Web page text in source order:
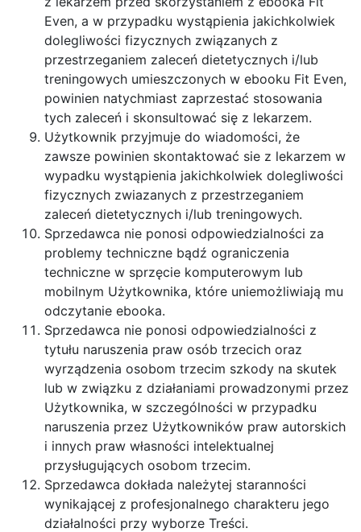
Even, a w przypadku wystąpienia jakichkolwiek
dolegliwości fizycznych związanych z
przestrzeganiem zaleceń dietetycznych i/lub
treningowych umieszczonych w ebooku Fit Even,
powinien natychmiast zaprzestać stosowania
tych zaleceń i skonsultować się z lekarzem.
Użytkownik przyjmuje do wiadomości, że
zawsze powinien skontaktować sie z lekarzem w
wypadku wystąpienia jakichkolwiek dolegliwości
fizycznych zwiazanych z przestrzeganiem
zaleceń dietetycznych i/lub treningowych.
Sprzedawca nie ponosi odpowiedzialności za
problemy techniczne bądź ograniczenia
techniczne w sprzęcie komputerowym lub
mobilnym Użytkownika, które uniemożliwiają mu
odczytanie ebooka.
Sprzedawca nie ponosi odpowiedzialności z
tytułu naruszenia praw osób trzecich oraz
wyrządzenia osobom trzecim szkody na skutek
lub w związku z działaniami prowadzonymi przez
Użytkownika, w szczególności w przypadku
naruszenia przez Użytkowników praw autorskich
i innych praw własności intelektualnej
przysługujących osobom trzecim.
Sprzedawca dokłada należytej staranności
wynikającej z profesjonalnego charakteru jego
działalności przy wyborze Treści.